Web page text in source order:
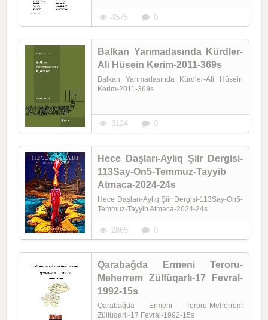
4575 0
Balkan Yarımadasında Kürdler-
Ali Hüsein Kerim-2011-369s
Balkan Yarımadasında Kürdler-Ali Hüsein
Kerim-2011-369s
3124 0
Hece Daşları-Aylıq Şiir Dergisi-
113Say-On5-Temmuz-Tayyib
Atmaca-2024-24s
Hece Daşları-Aylıq Şiir Dergisi-113Say-On5-
Temmuz-Tayyib Atmaca-2024-24s
2865 0
Qarabağda Ermeni Teroru-
Meherrem Zülfüqarlı-17 Fevral-
1992-15s
Qarabağda Ermeni Teroru-Meherrem
Zülfüqarlı-17 Fevral-1992-15s